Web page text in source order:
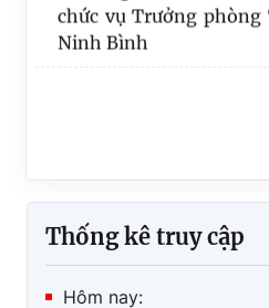
Ninh Bình
Thống kê truy cập
Hôm nay: